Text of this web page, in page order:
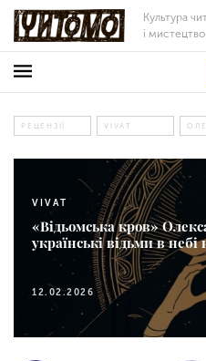
Культура
і
РЕЦЕНЗІЇ VIVAT
VIVAT
«Відьомська кров»
українські відьми в
12.02.2026